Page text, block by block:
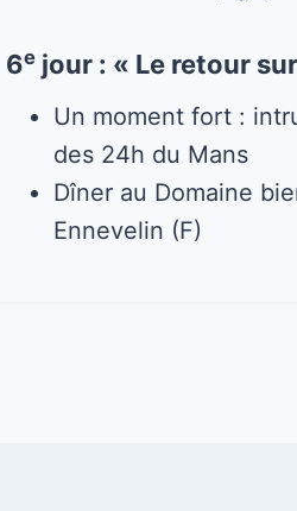
6e jour : « Le retour
Un moment fort :
des 24h du Mans
Dîner au Domaine
Ennevelin (F)